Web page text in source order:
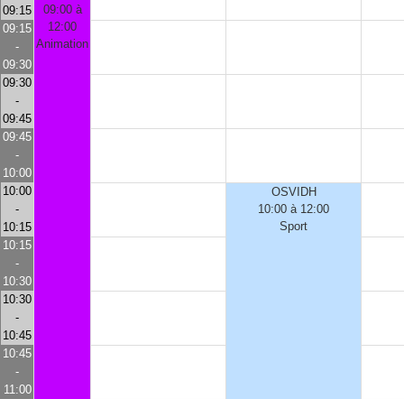
09:15
09:00 à
12:00
Animation
09:15
-
09:30
09:30
-
09:45
09:45
-
10:00
10:00
-
10:15
OSVIDH
10:00 à 12:00
Sport
10:15
-
10:30
10:30
-
10:45
10:45
-
11:00